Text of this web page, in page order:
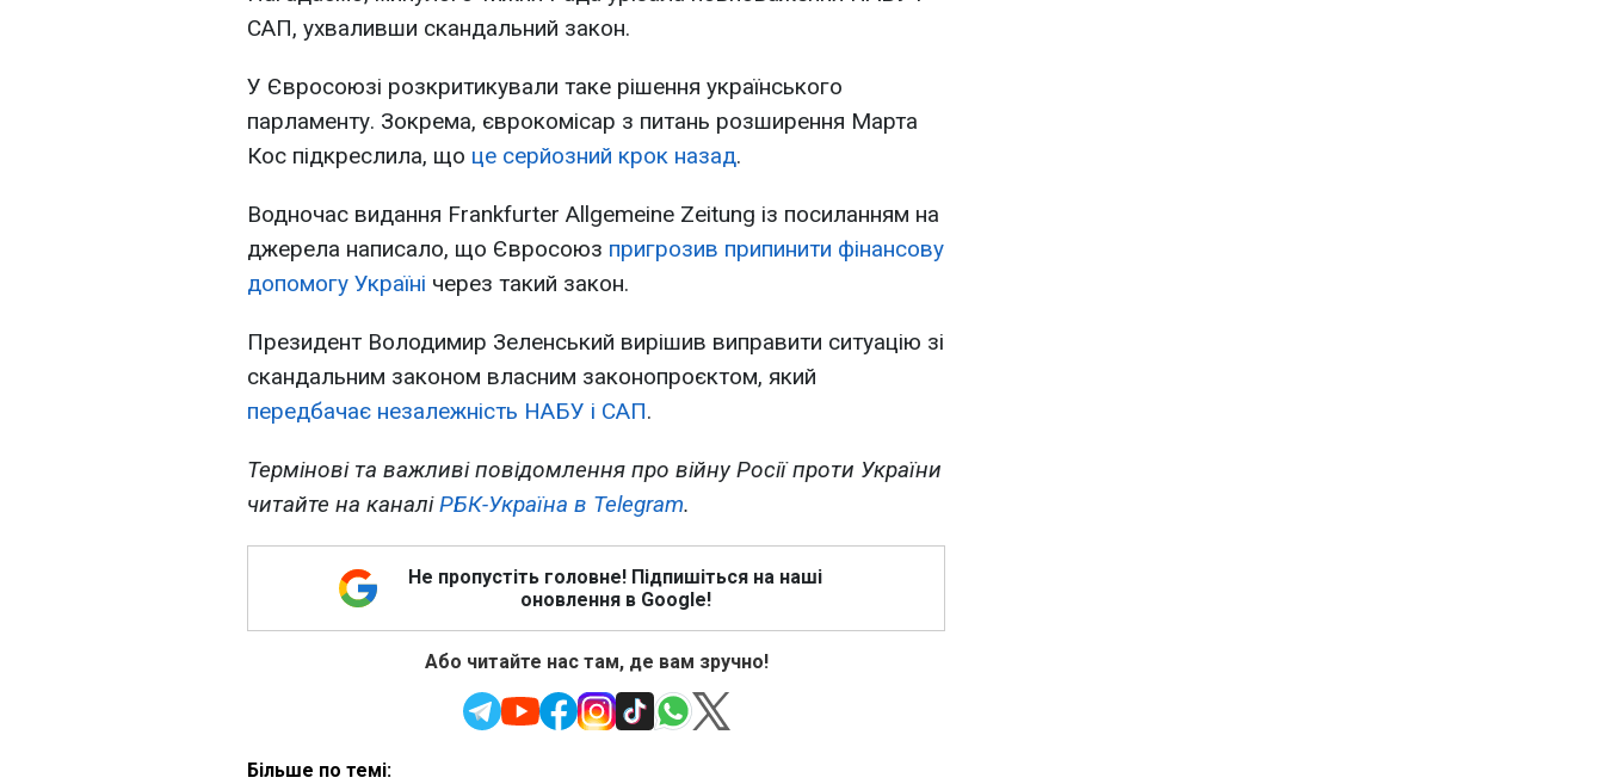
САП, ухваливши скандальний закон.
У Євросоюзі розкритикували таке рішення українського
парламенту. Зокрема, єврокомісар з питань розширення Марта
Кос підкреслила, що це серйозний крок назад.
Водночас видання Frankfurter Allgemeine Zeitung із посиланням на
джерела написало, що Євросоюз пригрозив припинити фінансову
допомогу Україні через такий закон.
Президент Володимир Зеленський вирішив виправити ситуацію зі
скандальним законом власним законопроєктом, який
передбачає незалежність НАБУ і САП.
Термінові та важливі повідомлення про війну Росії проти України
читайте на каналіРБК-Україна в Telegram.
Не пропустіть головне! Підпишіться на наші
оновлення в Google!
Або читайте нас там, де вам зручно!
Більше по темі: